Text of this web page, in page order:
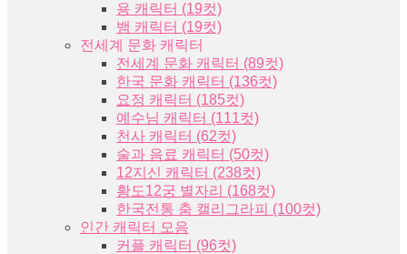
용 캐릭터 (19컷)
뱀 캐릭터 (19컷)
전세계 문화 캐릭터
전세계 문화 캐릭터 (89컷)
한국 문화 캐릭터 (136컷)
요정 캐릭터 (185컷)
예수님 캐릭터 (111컷)
천사 캐릭터 (62컷)
술과 음료 캐릭터 (50컷)
12지신 캐릭터 (238컷)
황도12궁 별자리 (168컷)
한국전통 춤 캘리그라피 (100컷)
인간 캐릭터 모음
커플 캐릭터 (96컷)